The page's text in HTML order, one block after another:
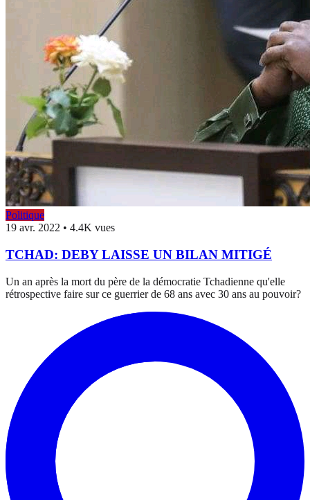
Politique
19 avr. 2022 • 4.4K vues
TCHAD: DEBY LAISSE UN BILAN MITIGÉ
Un an après la mort du père de la démocratie Tchadienne qu'elle
rétrospective faire sur ce guerrier de 68 ans avec 30 ans au pouvoir?